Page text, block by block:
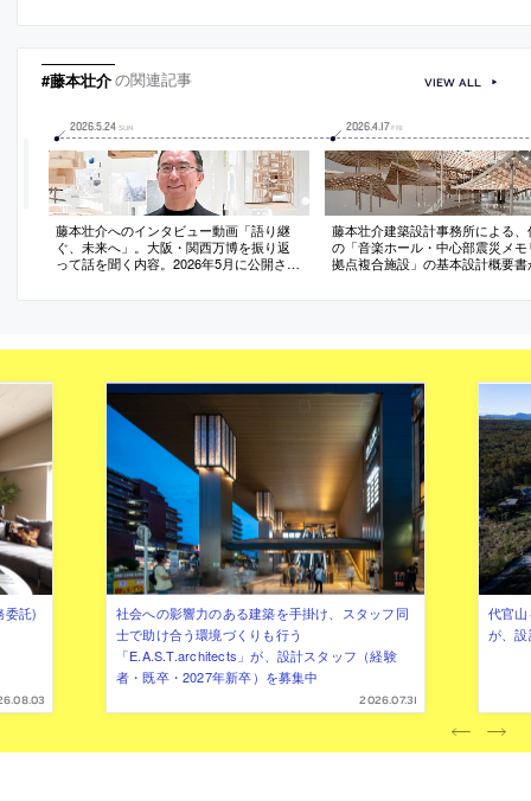
体験する場として、遠景と近景が交互に
案。美術館は入れ子状の構成で“森と展示
室の境界の横断”も意図
さ”に着目し、“大地のもつ時間や
分割し屋根を掛けて部屋と庭を巡
#藤本壮介の関連記事
2026.5.24 SUN
藤本壮介へのインタビュー動画「語り継
ぐ、未来へ」。大阪・関西万博を振り返
って話を聞く内容。2026年5月に公開され
2026.4.17 FRI
藤本壮介建築設計事務所による、
の「音楽ホール・中心部震災メモ
拠点複合施設」の基本設計概要書
VIEW ALL
委託)
社会への影響力のある建築を手掛け、スタッフ同
士で助け合う環境づくりも行う
「E.A.S.T.architects」が、設計スタッフ（経験
者・既卒・2027年新卒）を募集中
2026.07.31
代官
が、